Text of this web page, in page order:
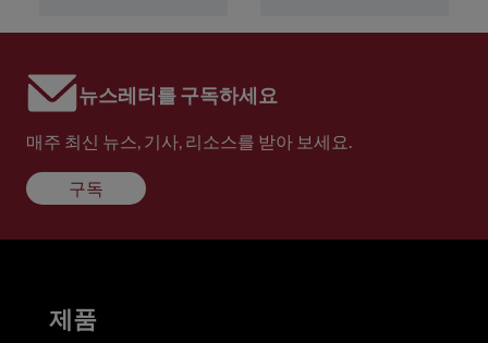
뉴스레터를 구독하세요
매주 최신 뉴스, 기사, 리소스를 받아 보세요.
구독
제품